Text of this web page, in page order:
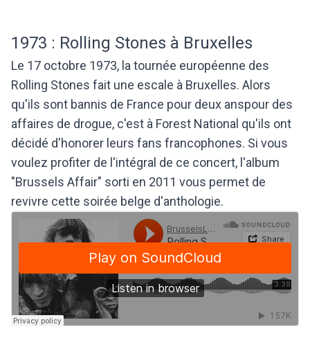
1973 : Rolling Stones à Bruxelles
Le 17 octobre 1973, la tournée européenne des
Rolling Stones fait une escale à Bruxelles. Alors
qu'ils sont bannis de France pour deux anspour des
affaires de drogue, c'est à Forest National qu'ils ont
décidé d'honorer leurs fans francophones. Si vous
voulez profiter de l'intégral de ce concert, l'album
"Brussels Affair" sorti en 2011 vous permet de
revivre cette soirée belge d'anthologie.